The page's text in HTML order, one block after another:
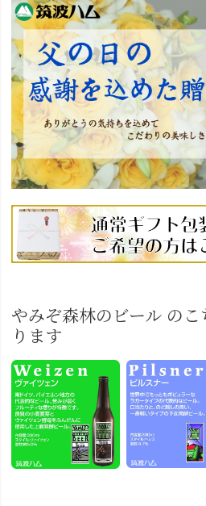
やみぞ森林のビール の
ります